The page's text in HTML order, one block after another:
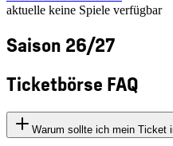
aktuelle keine Spiele verfügbar
Saison 26/27
Ticketbörse FAQ
Warum sollte ich mein Ticket